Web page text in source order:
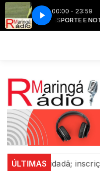
00:00 - 23:59
MÚSICA, ESPORTE E
ÚLTIMAS
cidadã; inscrições